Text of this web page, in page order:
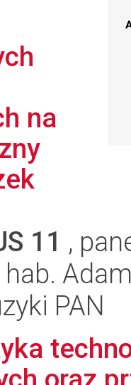
na
11 ,
PAN